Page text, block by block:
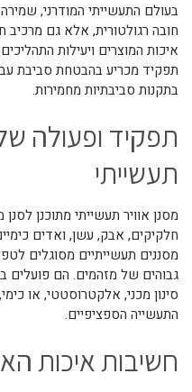
בעולם התעשייתי המודרני,
חובה רגולטורית, אלא גם מרכיב
איכות המוצרים ויעילות
תפקיד מכריע בהבטחת סביבת
בתקנות סביבתיות מחמירות.
תפקיד ופעולה של
תעשייתי
מסנן אוויר תעשייתי מתוכנן
חלקיקים, אבק, עשן, ואדים
מסננים תעשייתיים מסוגלים
גבוהים של מזהמים. הם פועלים
סינון מכני, אלקטרוסטטי, או
התעשייה הספציפיים.
חשיבות איכות